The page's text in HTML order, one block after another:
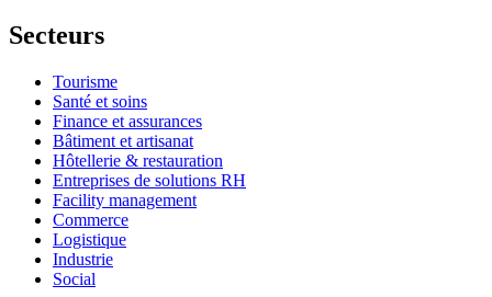
Secteurs
Tourisme
Santé et soins
Finance et assurances
Bâtiment et artisanat
Hôtellerie & restauration
Entreprises de solutions RH
Facility management
Commerce
Logistique
Industrie
Social